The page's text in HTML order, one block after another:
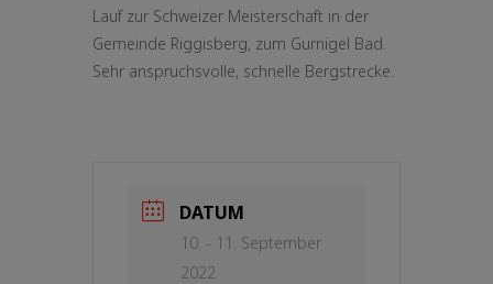
Lauf zur Schweizer Meisterschaft in der
Gemeinde Riggisberg, zum Gurnigel Bad.
Sehr anspruchsvolle, schnelle Bergstrecke.
DATUM
10. - 11. September
2022